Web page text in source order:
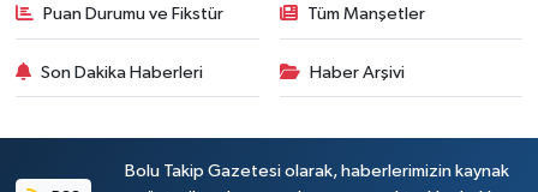
Puan Durumu ve Fikstür Tüm Manşetler
Son Dakika Haberleri Haber Arşivi
Bolu Takip Gazetesi olarak, haberlerimizin kaynak